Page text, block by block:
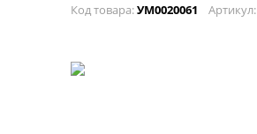
Код товара:УМ0020061 Артикул: